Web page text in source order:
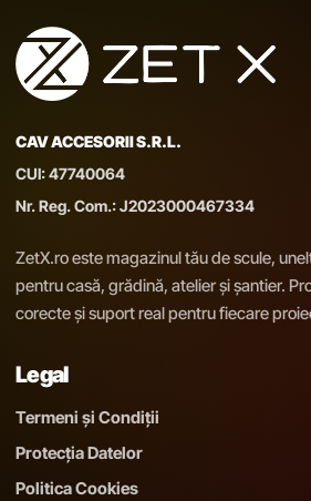
CAV ACCESORII S.R.L.
CUI: 47740064
Nr. Reg. Com.: J2023000467334
ZetX.ro este magazinul tău de scule,
pentru casă, grădină, atelier și șantier.
corecte și suport real pentru fiecare
Legal
Termeni și Condiții
Protecția Datelor
Politica Cookies